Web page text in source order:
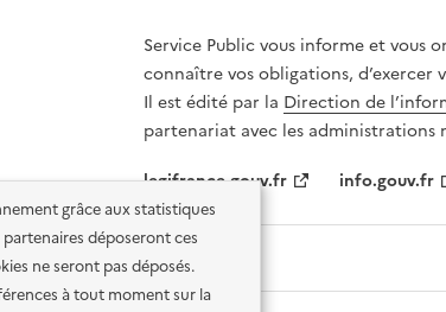
grâce aux statistiques
déposeront ces
ne seront pas déposés.
à tout moment sur la
Service Public vous informe et vous
connaître vos obligations, d’exercer
Il est édité par la Direction de
partenariat avec les administrations
legifrance.gouv.fr
info.gouv.fr